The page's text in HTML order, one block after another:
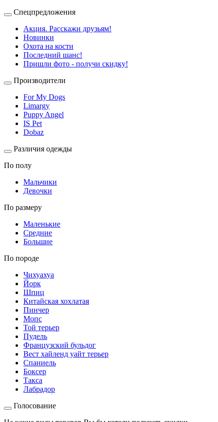
Спецпредложения
Акция. Расскажи друзьям!
Новинки
Охота на кости
Последний шанс!
Пришли фото - получи скидку!
Производители
For My Dogs
Limargy
Puppy Angel
IS Pet
Dobaz
Различия одежды
По полу
Мальчики
Девочки
По размеру
Маленькие
Средние
Большие
По породе
Чихуахуа
Йорк
Шпиц
Китайская хохлатая
Пинчер
Мопс
Той терьер
Пудель
Французский бульдог
Вест хайленд уайт терьер
Спаниель
Боксер
Такса
Лабрадор
Голосование